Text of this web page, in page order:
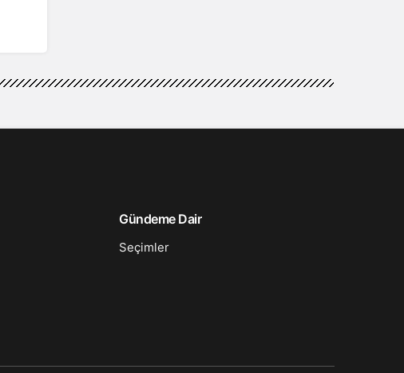
Gündeme Dair
Seçimler